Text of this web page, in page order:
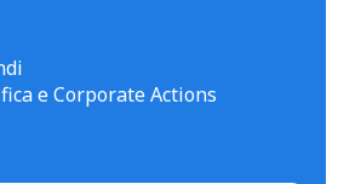
e Corporate Actions